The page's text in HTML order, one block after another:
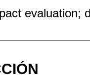
evaluation;